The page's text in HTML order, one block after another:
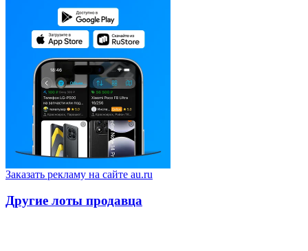
Заказать рекламу на сайте au.ru
Другие лоты продавца